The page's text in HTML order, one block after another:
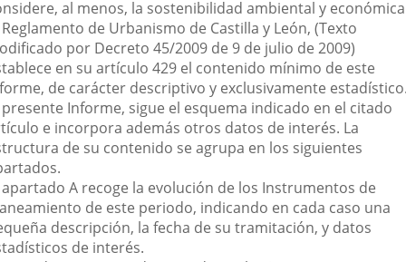
al menos, la sostenibilidad ambiental y
Reglamento de Urbanismo de Castilla y León, (Texto
por Decreto 45/2009 de 9 de julio de 2009)
en su artículo 429 el contenido mínimo de este
de carácter descriptivo y exclusivamente
presente Informe, sigue el esquema indicado en el citado
e incorpora además otros datos de interés. La
de su contenido se agrupa en los siguientes
apartado A recoge la evolución de los Instrumentos de
de este periodo, indicando en cada caso una
descripción, la fecha de su tramitación, y datos
de interés.